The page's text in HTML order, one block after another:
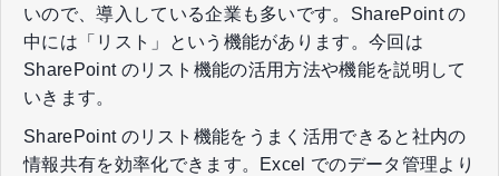
いので、導入している企業も多いです。SharePoint の
中には「リスト」という機能があります。今回は
SharePoint のリスト機能の活用方法や機能を説明して
いきます。
SharePoint のリスト機能をうまく活用できると社内の
情報共有を効率化できます。Excel でのデータ管理より